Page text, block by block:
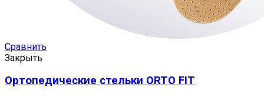
Сравнить
Закрыть
Ортопедические стельки ORTO FIT